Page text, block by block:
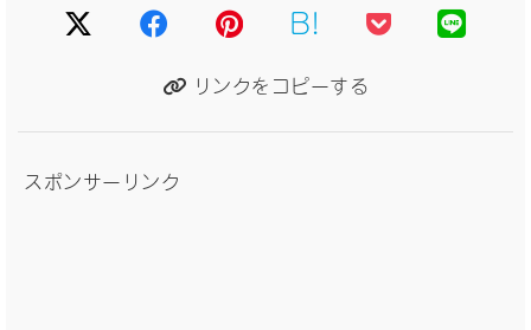
B!
リンクをコピーする
スポンサーリンク